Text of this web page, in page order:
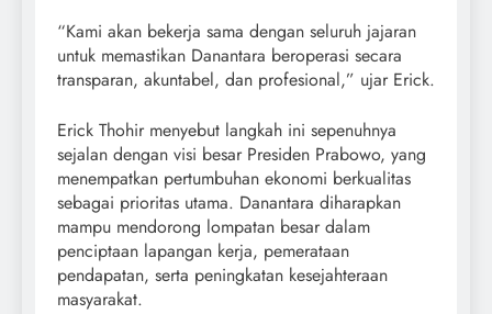
“Kami akan bekerja sama dengan seluruh jajaran
untuk memastikan Danantara beroperasi secara
transparan, akuntabel, dan profesional,” ujar Erick.
Erick Thohir menyebut langkah ini sepenuhnya
sejalan dengan visi besar Presiden Prabowo, yang
menempatkan pertumbuhan ekonomi berkualitas
sebagai prioritas utama. Danantara diharapkan
mampu mendorong lompatan besar dalam
penciptaan lapangan kerja, pemerataan
pendapatan, serta peningkatan kesejahteraan
masyarakat.